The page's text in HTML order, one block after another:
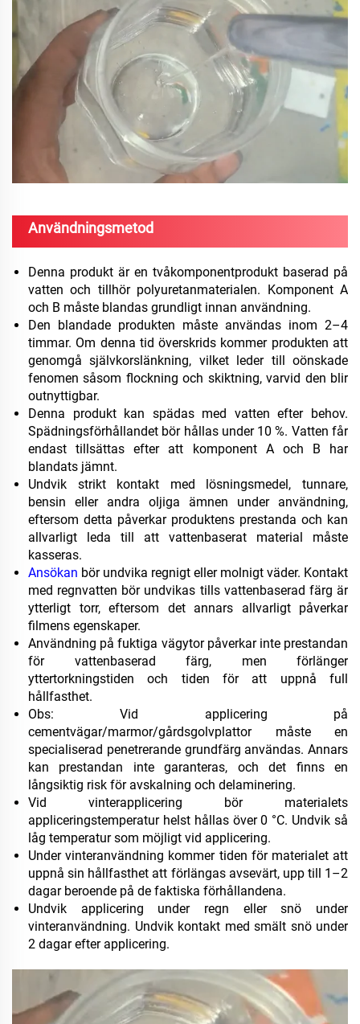
Användningsmetod
Denna produkt är en tvåkomponentprodukt baserad på
vatten och tillhör polyuretanmaterialen. Komponent A
och B måste blandas grundligt innan användning.
Den blandade produkten måste användas inom 2–4
timmar. Om denna tid överskrids kommer produkten att
genomgå självkorslänkning, vilket leder till oönskade
fenomen såsom flockning och skiktning, varvid den blir
outnyttigbar.
Denna produkt kan spädas med vatten efter behov.
Spädningsförhållandet bör hållas under 10 %. Vatten får
endast tillsättas efter att komponent A och B har
blandats jämnt.
Undvik strikt kontakt med lösningsmedel, tunnare,
bensin eller andra oljiga ämnen under användning,
eftersom detta påverkar produktens prestanda och kan
allvarligt leda till att vattenbaserat material måste
kasseras.
Ansökan bör undvika regnigt eller molnigt väder. Kontakt
med regnvatten bör undvikas tills vattenbaserad färg är
ytterligt torr, eftersom det annars allvarligt påverkar
filmens egenskaper.
Användning på fuktiga vägytor påverkar inte prestandan
för vattenbaserad färg, men förlänger
yttertorkningstiden och tiden för att uppnå full
hållfasthet.
Obs: Vid applicering på
cementvägar/marmor/gårdsgolvplattor måste en
specialiserad penetrerande grundfärg användas. Annars
kan prestandan inte garanteras, och det finns en
långsiktig risk för avskalning och delaminering.
Vid vinterapplicering bör materialets
appliceringstemperatur helst hållas över 0 °C. Undvik så
låg temperatur som möjligt vid applicering.
Under vinteranvändning kommer tiden för materialet att
uppnå sin hållfasthet att förlängas avsevärt, upp till 1–2
dagar beroende på de faktiska förhållandena.
Undvik applicering under regn eller snö under
vinteranvändning. Undvik kontakt med smält snö under
2 dagar efter applicering.